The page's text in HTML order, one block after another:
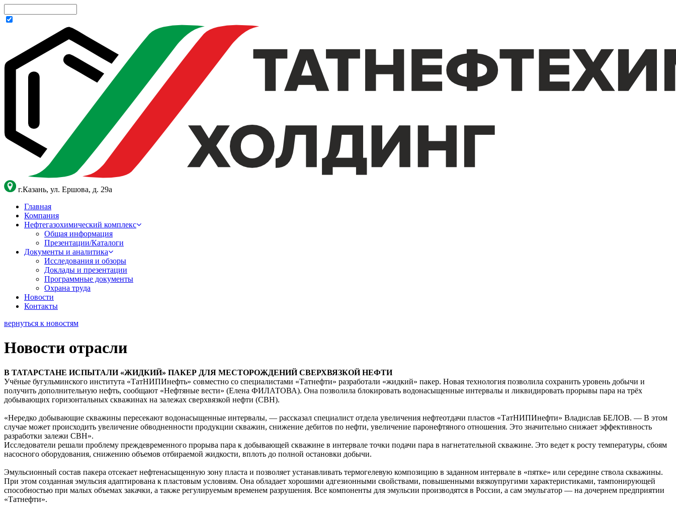
г.Казань, ул. Ершова, д. 29а
Главная
Компания
Нефтегазохимический комплекс
Общая информация
Презентации/Каталоги
Документы и аналитика
Исследования и обзоры
Доклады и презентации
Программные документы
Охрана труда
Новости
Контакты
вернуться к новостям
Новости отрасли
В ТАТАРСТАНЕ ИСПЫТАЛИ «ЖИДКИЙ» ПАКЕР ДЛЯ МЕСТОРОЖДЕНИЙ СВЕРХВЯЗКОЙ НЕФТИ
Учёные бугульминского института «ТатНИПИнефть» совместно со специалистами «Татнефти» разработали «жидкий» пакер. Новая технология позволила сохранить уровень добычи и
получить дополнительную нефть, сообщают «Нефтяные вести» (Елена ФИЛАТОВА). Она позволила блокировать водонасыщенные интервалы и ликвидировать прорывы пара на трёх
добывающих горизонтальных скважинах на залежах сверхвязкой нефти (СВН).
«Нередко добывающие скважины пересекают водонасыщенные интервалы, — рассказал специалист отдела увеличения нефтеотдачи пластов «ТатНИПИнефти» Владислав БЕЛОВ. — В этом
случае может происходить увеличение обводненности продукции скважин, снижение дебитов по нефти, увеличение паронефтяного отношения. Это значительно снижает эффективность
разработки залежи СВН».
Исследователи решали проблему преждевременного прорыва пара к добывающей скважине в интервале точки подачи пара в нагнетательной скважине. Это ведет к росту температуры, сбоям
насосного оборудования, снижению объемов отбираемой жидкости, вплоть до полной остановки добычи.
Эмульсионный состав пакера отсекает нефтенасыщенную зону пласта и позволяет устанавливать термогелевую композицию в заданном интервале в «пятке» или середине ствола скважины.
При этом созданная эмульсия адаптирована к пластовым условиям. Она обладает хорошими адгезионными свойствами, повышенными вязкоупругими характеристиками, тампонирующей
способностью при малых объемах закачки, а также регулируемым временем разрушения. Все компоненты для эмульсии производятся в России, а сам эмульгатор — на дочернем предприятии
«Татнефти».